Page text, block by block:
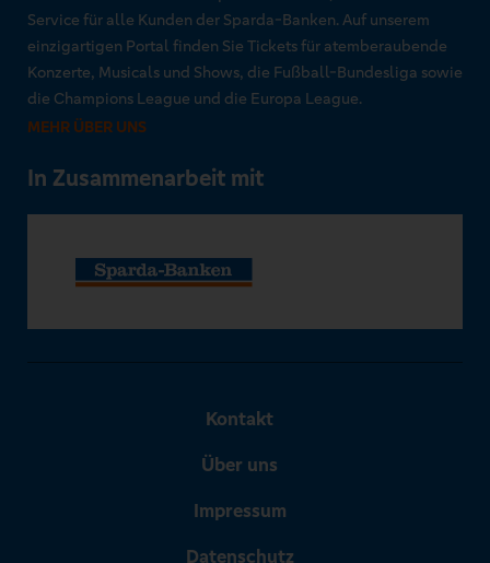
Service für alle Kunden der Sparda-Banken. Auf unserem
einzigartigen Portal finden Sie Tickets für atemberaubende
Konzerte, Musicals und Shows, die Fußball-Bundesliga sowie
die Champions League und die Europa League.
MEHR ÜBER UNS
In Zusammenarbeit mit
Kontakt
Über uns
Impressum
Datenschutz